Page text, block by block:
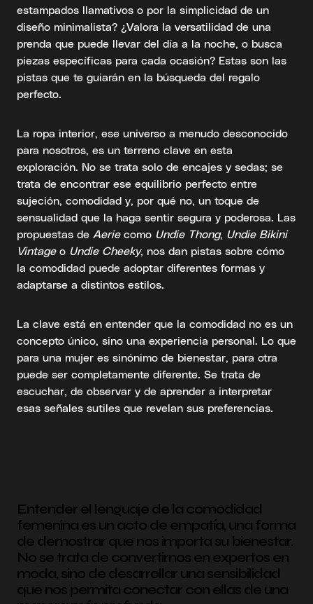
estampados llamativos o por la simplicidad de un
diseño minimalista? ¿Valora la versatilidad de una
prenda que puede llevar del día a la noche, o busca
piezas específicas para cada ocasión? Estas son las
pistas que te guiarán en la búsqueda del regalo
perfecto.
La ropa interior, ese universo a menudo desconocido
para nosotros, es un terreno clave en esta
exploración. No se trata solo de encajes y sedas; se
trata de encontrar ese equilibrio perfecto entre
sujeción, comodidad y, por qué no, un toque de
sensualidad que la haga sentir segura y poderosa. Las
propuestas de Aeriecomo Undie Thong, Undie Bikini
Vintageo Undie Cheeky, nos dan pistas sobre cómo
la comodidad puede adoptar diferentes formas y
adaptarse a distintos estilos.
La clave está en entender que la comodidad no es un
concepto único, sino una experiencia personal. Lo que
para una mujer es sinónimo de bienestar, para otra
puede ser completamente diferente. Se trata de
escuchar, de observar y de aprender a interpretar
esas señales sutiles que revelan sus preferencias.
Entender el lenguaje de la comodidad
femenina es un acto de empatía, una forma
de demostrar que nos importa su bienestar.
No se trata de convertirnos en expertos en
moda, sino de desarrollar una sensibilidad
que nos permita conectar con ellas de una